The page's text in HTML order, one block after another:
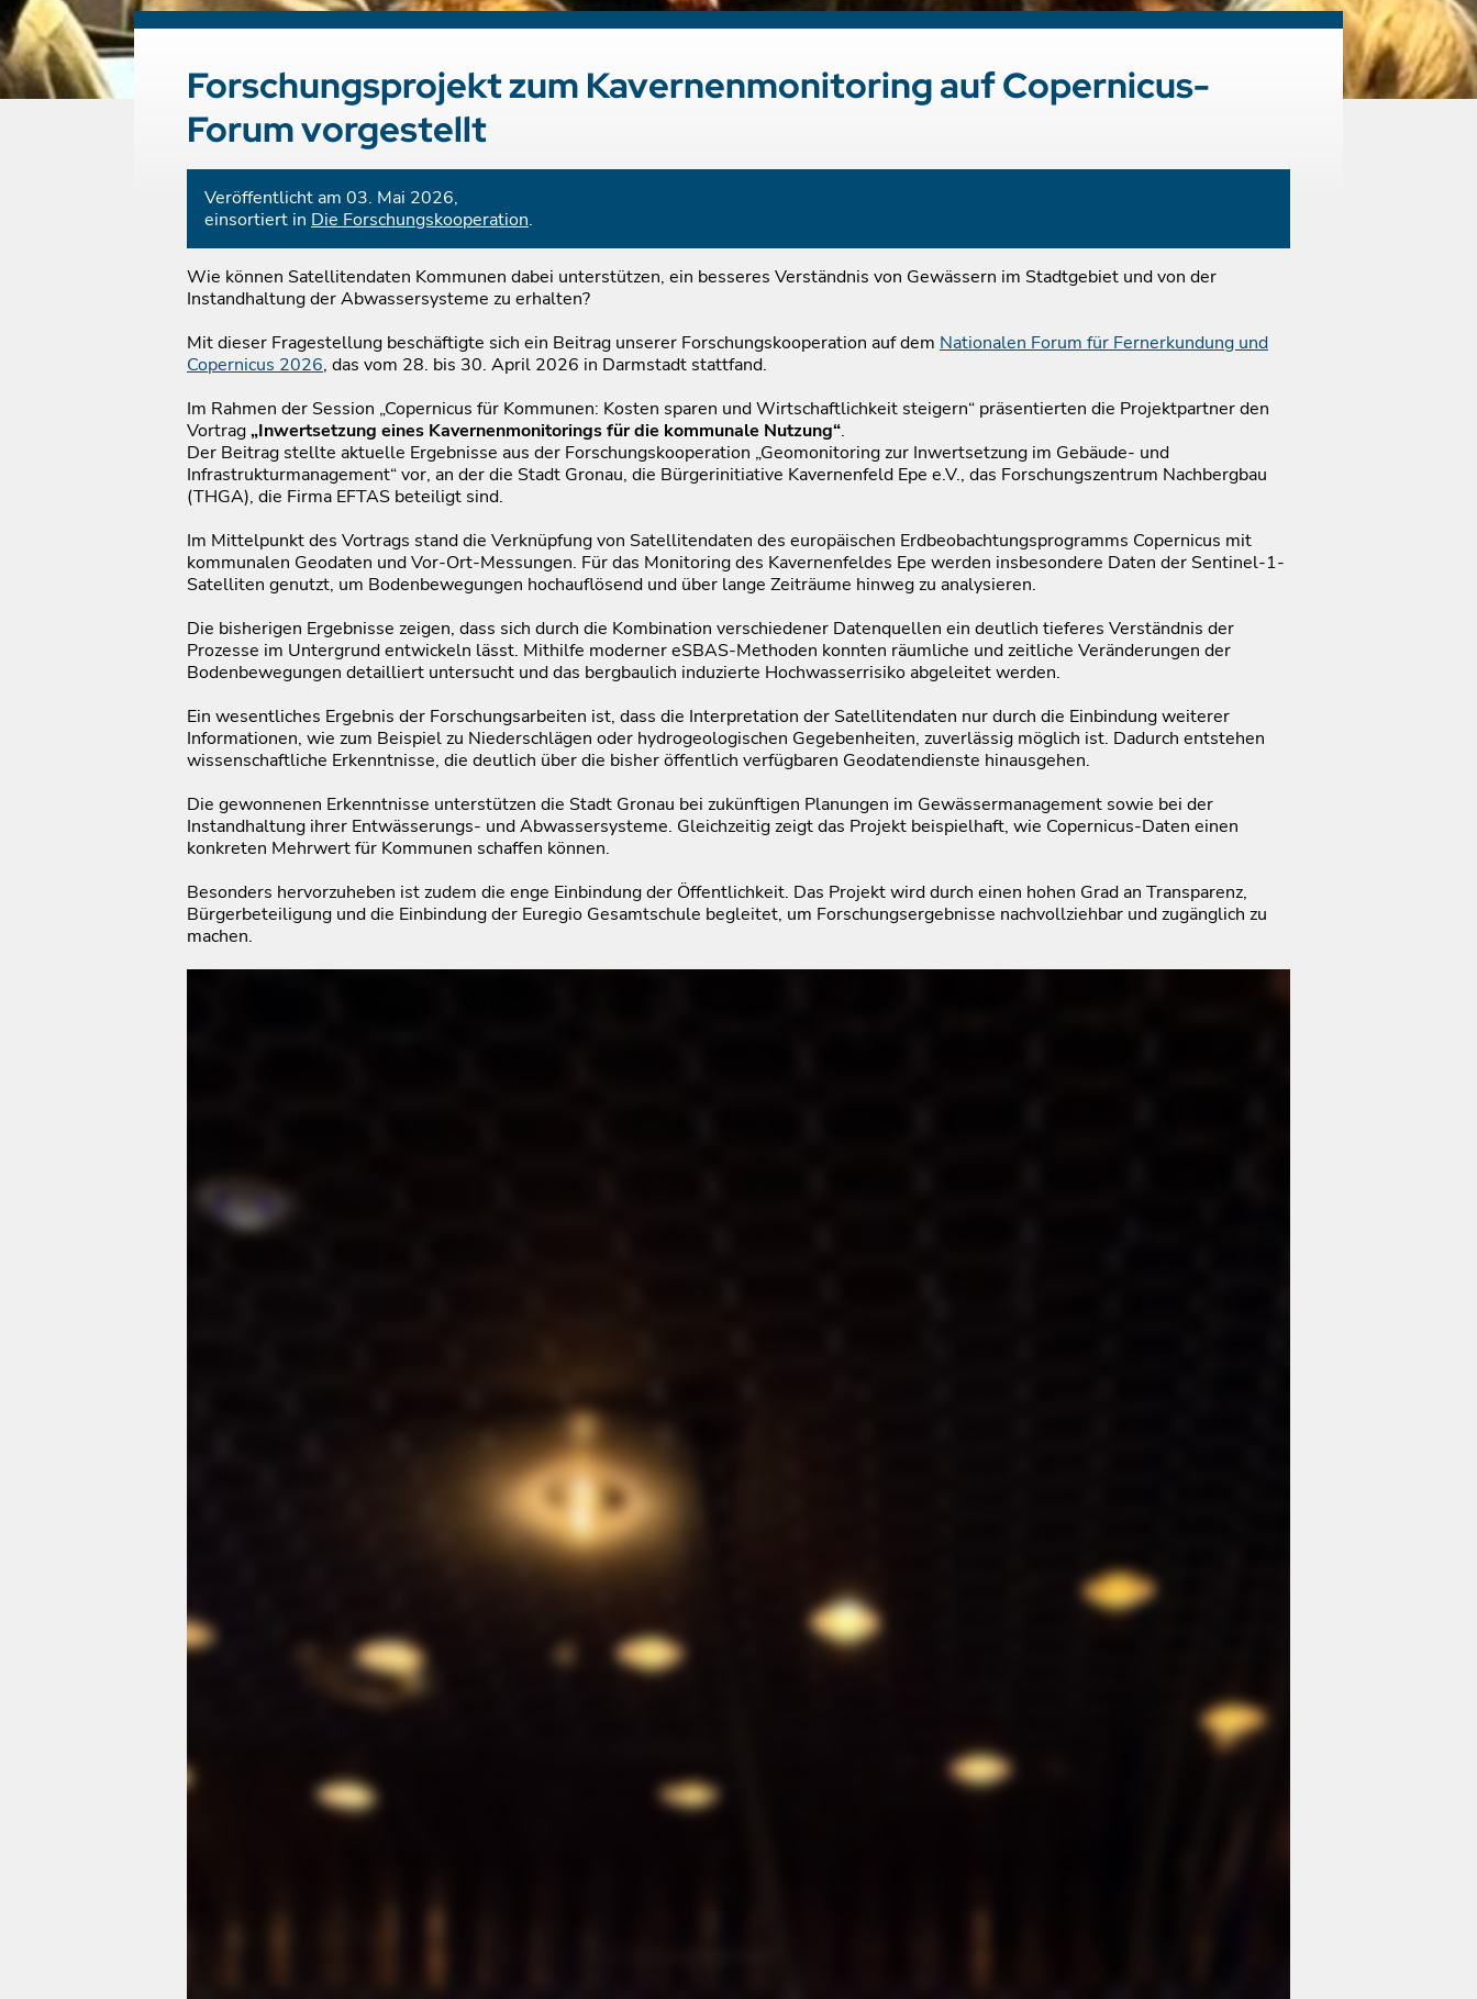
Forschungsprojekt zum Kavernenmonitoring auf Copernicus-
Forum vorgestellt
Veröffentlicht am 03. Mai 2026,
einsortiert in Die Forschungskooperation.
Wie können Satellitendaten Kommunen dabei unterstützen, ein besseres Verständnis von Gewässern im Stadtgebiet und von der
Instandhaltung der Abwassersysteme zu erhalten?
Mit dieser Fragestellung beschäftigte sich ein Beitrag unserer Forschungskooperation auf dem Nationalen Forum für Fernerkundung und
Copernicus 2026, das vom 28. bis 30. April 2026 in Darmstadt stattfand.
Im Rahmen der Session „Copernicus für Kommunen: Kosten sparen und Wirtschaftlichkeit steigern“ präsentierten die Projektpartner den
Vortrag„Inwertsetzung eines Kavernenmonitorings für die kommunale Nutzung“.
Der Beitrag stellte aktuelle Ergebnisse aus der Forschungskooperation „Geomonitoring zur Inwertsetzung im Gebäude- und
Infrastrukturmanagement“ vor, an der die Stadt Gronau, die Bürgerinitiative Kavernenfeld Epe e.V., das Forschungszentrum Nachbergbau
(THGA), die Firma EFTAS beteiligt sind.
Im Mittelpunkt des Vortrags stand die Verknüpfung von Satellitendaten des europäischen Erdbeobachtungsprogramms Copernicus mit
kommunalen Geodaten und Vor-Ort-Messungen. Für das Monitoring des Kavernenfeldes Epe werden insbesondere Daten der Sentinel-1-
Satelliten genutzt, um Bodenbewegungen hochauflösend und über lange Zeiträume hinweg zu analysieren.
Die bisherigen Ergebnisse zeigen, dass sich durch die Kombination verschiedener Datenquellen ein deutlich tieferes Verständnis der
Prozesse im Untergrund entwickeln lässt. Mithilfe moderner eSBAS-Methoden konnten räumliche und zeitliche Veränderungen der
Bodenbewegungen detailliert untersucht und das bergbaulich induzierte Hochwasserrisiko abgeleitet werden.
Ein wesentliches Ergebnis der Forschungsarbeiten ist, dass die Interpretation der Satellitendaten nur durch die Einbindung weiterer
Informationen, wie zum Beispiel zu Niederschlägen oder hydrogeologischen Gegebenheiten, zuverlässig möglich ist. Dadurch entstehen
wissenschaftliche Erkenntnisse, die deutlich über die bisher öffentlich verfügbaren Geodatendienste hinausgehen.
Die gewonnenen Erkenntnisse unterstützen die Stadt Gronau bei zukünftigen Planungen im Gewässermanagement sowie bei der
Instandhaltung ihrer Entwässerungs- und Abwassersysteme. Gleichzeitig zeigt das Projekt beispielhaft, wie Copernicus-Daten einen
konkreten Mehrwert für Kommunen schaffen können.
Besonders hervorzuheben ist zudem die enge Einbindung der Öffentlichkeit. Das Projekt wird durch einen hohen Grad an Transparenz,
Bürgerbeteiligung und die Einbindung der Euregio Gesamtschule begleitet, um Forschungsergebnisse nachvollziehbar und zugänglich zu
machen.